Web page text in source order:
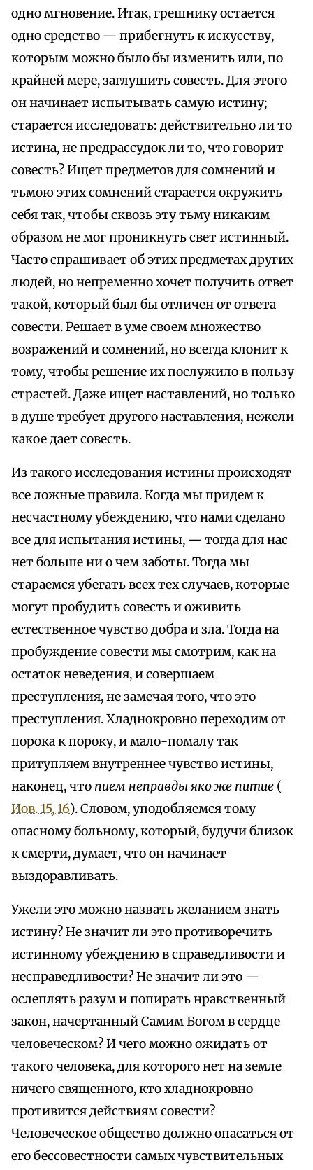
одно мгновение. Итак, грешнику остается
одно средство — прибегнуть к искусству,
которым можно было бы изменить или, по
крайней мере, заглушить совесть. Для этого
он начинает испытывать самую истину;
старается исследовать: действительно ли то
истина, не предрассудок ли то, что говорит
совесть? Ищет предметов для сомнений и
тьмою этих сомнений старается окружить
себя так, чтобы сквозь эту тьму никаким
образом не мог проникнуть свет истинный.
Часто спрашивает об этих предметах других
людей, но непременно хочет получить ответ
такой, который был бы отличен от ответа
совести. Решает в уме своем множество
возражений и сомнений, но всегда клонит к
тому, чтобы решение их послужило в пользу
страстей. Даже ищет наставлений, но только
в душе требует другого наставления, нежели
какое дает совесть.
Из такого исследования истины происходят
все ложные правила. Когда мы придем к
несчастному убеждению, что нами сделано
все для испытания истины, — тогда для нас
нет больше ни о чем заботы. Тогда мы
стараемся убегать всех тех случаев, которые
могут пробудить совесть и оживить
естественное чувство добра и зла. Тогда на
пробуждение совести мы смотрим, как на
остаток неведения, и совершаем
преступления, не замечая того, что это
преступления. Хладнокровно переходим от
порока к пороку, и мало-помалу так
притупляем внутреннее чувство истины,
наконец, что пием неправды яко же питие (
Иов. 15, 16). Словом, уподобляемся тому
опасному больному, который, будучи близок
к смерти, думает, что он начинает
выздоравливать.
Ужели это можно назвать желанием знать
истину? Не значит ли это противоречить
истинному убеждению в справедливости и
несправедливости? Не значит ли это —
ослеплять разум и попирать нравственный
закон, начертанный Самим Богом в сердце
человеческом? И чего можно ожидать от
такого человека, для которого нет на земле
ничего священного, кто хладнокровно
противится действиям совести?
Человеческое общество должно опасаться от
его бессовестности самых чувствительных